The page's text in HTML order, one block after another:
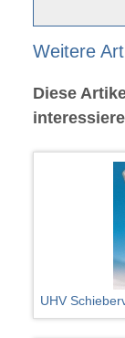
Weitere
Diese
UHV